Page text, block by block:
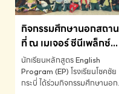
กิจกรรมศึกษานอกสถาน
ที่ ณ เมเจอร์ ซีนีเพล็กซ์
ระดับประถมศึกษา (EP.1-
6)
นักเรียนหลักสูตร English
Program (EP) โรงเรียนโชคชัย
กระบี่ ได้ร่วมกิจกรรมศึกษานอก